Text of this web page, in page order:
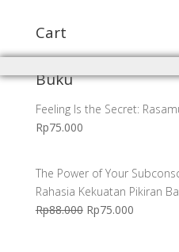
Cart
Buku
Feeling Is the Secret:
Rp75.000
The Power of Your
Rahasia Kekuatan Pikiran
Rp88.000 Harga
Rp75.000Harga